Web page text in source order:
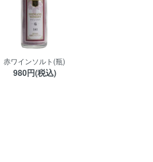
赤ワインソルト(瓶)
980円(税込)